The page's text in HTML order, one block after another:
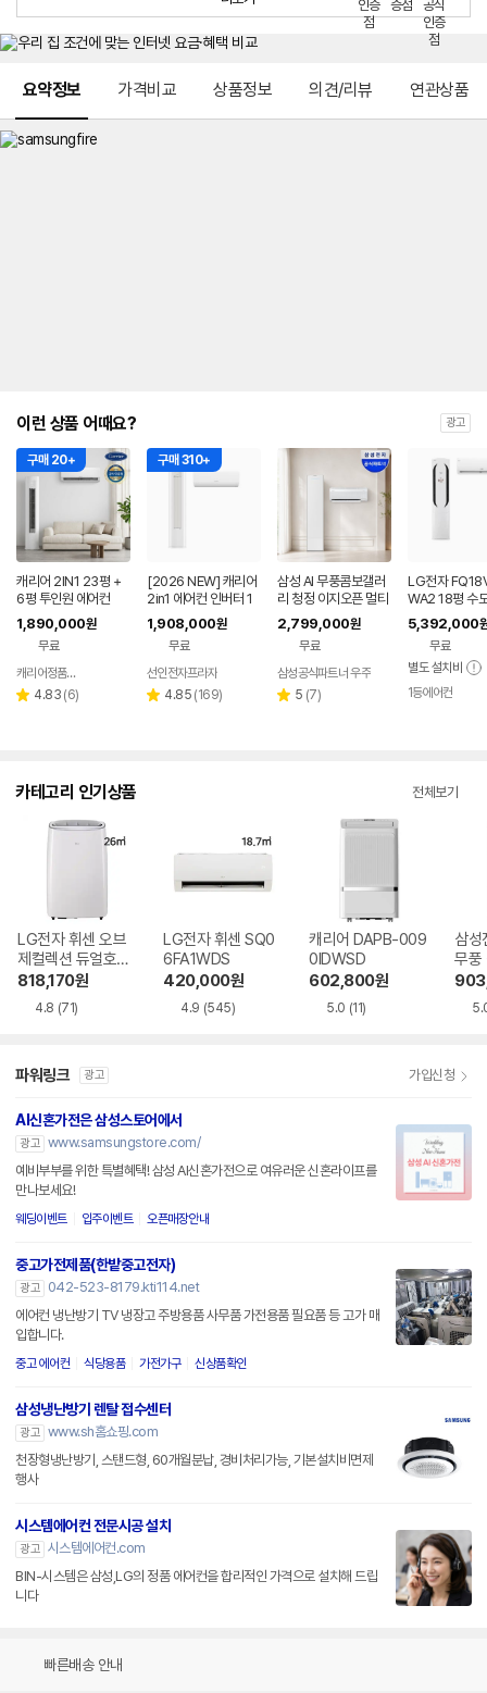
시
생
는
치
비
요약정보 가격비교 상품정보 의견/리뷰 연관상품
이런 상품 어때요? 광고
구매 20+
캐리어 2IN1 23평 +
6평 투인원 에어컨
1,890,000원
무료
캐리어정품인증점
별 4.83 리
(6)
구매 310+
[2026 NEW] 캐리어
2in1 에어컨 인버터 1
등급 멀티형 wifi 17평
+6평 투인원 전국 설
치비포함
1,908,000원
무료
선인전자프라자
별 4.85 리
(169)
삼성 AI 무풍콤보갤러
리 청정 이지오픈 멀티
형 에어컨 AF80F17D
22WRS 기본설치포
2,799,000원
무료
삼성공식파트너 우주
별 5 리
(7)
LG전자
WA2 18평 수
본설치 포함 투
어컨
5,392,000
무료
별도 설치비
1등에어컨
카테고리 인기상품 전체보기
LG전자 휘센 오브
제컬렉션 듀얼호스
PQ08FDWBS
818,170원
4.8 (71)
LG전자 휘센 SQ0
6FA1WDS
420,000원
4.9 (545)
캐리어 DAPB-009
0IDWSD
602,800원
5.0 (11)
삼성
무풍
파워링크 광고 가입신청
AI신혼가전은 삼성스토어에서
광고 www.samsungstore.com/
예비부부를 위한 특별혜택! 삼성 AI신혼가전으로 여유러운 신혼라이프를
만나보세요!
웨딩이벤트 입주이벤트 오픈매장안내
중고가전제품(한밭중고전자)
광고
042-523-8179.kti114.net
에어컨 냉난방기 TV 냉장고 주방용품 사무품 가전용품 필요품 등 고가 매
입합니다.
중고 에어컨 식당용품 가전가구 신상품확인
삼성냉난방기 렌탈 접수센터
광고 www.sh홈쇼핑.com
천장형냉난방기, 스탠드형, 60개월분납, 경비처리가능, 기본설치비면제
행사
시스템에어컨 전문시공 설치
광고 시스템에어컨.com
BIN-시스템은 삼성,LG의 정품 에어컨을 합리적인 가격으로 설치해 드립
니다
빠른배송 안내